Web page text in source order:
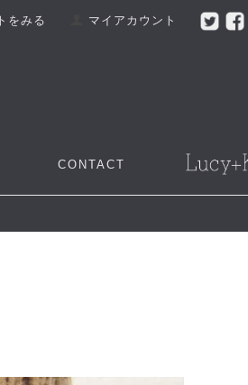
をみる マイアカウント
CONTACT